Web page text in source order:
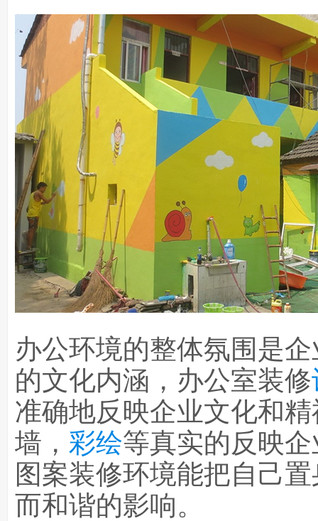
办公环境的整体氛围是
的文化内涵，办公室装修
准确地反映企业文化和
墙， 彩绘等真实的反映
图案装修环境能把自己
而和谐的影响。